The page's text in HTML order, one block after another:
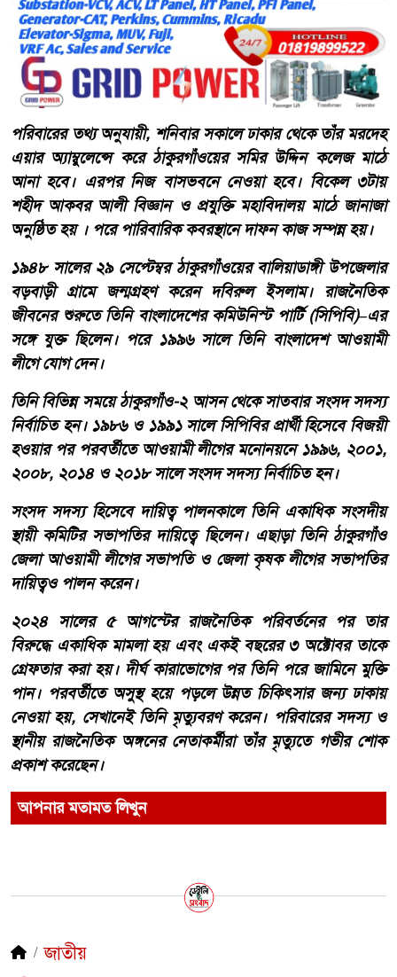
পরিবারের তথ্য অনুযায়ী, শনিবার সকালে ঢাকার থেকে তাঁর মরদেহ
এয়ার অ্যাম্বুলেন্সে করে ঠাকুরগাঁওয়ের সমির উদ্দিন কলেজ মাঠে
আনা হবে। এরপর নিজ বাসভবনে নেওয়া হবে। বিকেল ৩টায়
শহীদ আকবর আলী বিজ্ঞান ও প্রযুক্তি মহাবিদালয় মাঠে জানাজা
অনুষ্ঠিত হয় । পরে পারিবারিক কবরস্থানে দাফন কাজ সম্পন্ন হয়।
১৯৪৮ সালের ২৯ সেপ্টেম্বর ঠাকুরগাঁওয়ের বালিয়াডাঙ্গী উপজেলার
বড়বাড়ী গ্রামে জন্মগ্রহণ করেন দবিরুল ইসলাম। রাজনৈতিক
জীবনের শুরুতে তিনি বাংলাদেশের কমিউনিস্ট পার্টি (সিপিবি)–এর
সঙ্গে যুক্ত ছিলেন। পরে ১৯৯৬ সালে তিনি বাংলাদেশ আওয়ামী
লীগে যোগ দেন।
তিনি বিভিন্ন সময়ে ঠাকুরগাঁও-২ আসন থেকে সাতবার সংসদ সদস্য
নির্বাচিত হন। ১৯৮৬ ও ১৯৯১ সালে সিপিবির প্রার্থী হিসেবে বিজয়ী
হওয়ার পর পরবর্তীতে আওয়ামী লীগের মনোনয়নে ১৯৯৬, ২০০১,
২০০৮, ২০১৪ ও ২০১৮ সালে সংসদ সদস্য নির্বাচিত হন।
সংসদ সদস্য হিসেবে দায়িত্ব পালনকালে তিনি একাধিক সংসদীয়
স্থায়ী কমিটির সভাপতির দায়িত্বে ছিলেন। এছাড়া তিনি ঠাকুরগাঁও
জেলা আওয়ামী লীগের সভাপতি ও জেলা কৃষক লীগের সভাপতির
দায়িত্বও পালন করেন।
২০২৪ সালের ৫ আগস্টের রাজনৈতিক পরিবর্তনের পর তার
বিরুদ্ধে একাধিক মামলা হয় এবং একই বছরের ৩ অক্টোবর তাকে
গ্রেফতার করা হয়। দীর্ঘ কারাভোগের পর তিনি পরে জামিনে মুক্তি
পান। পরবর্তীতে অসুস্থ হয়ে পড়লে উন্নত চিকিৎসার জন্য ঢাকায়
নেওয়া হয়, সেখানেই তিনি মৃত্যুবরণ করেন। পরিবারের সদস্য ও
স্থানীয় রাজনৈতিক অঙ্গনের নেতাকর্মীরা তাঁর মৃত্যুতে গভীর শোক
প্রকাশ করেছেন।
আপনার মতামত লিখুন
জাতীয়